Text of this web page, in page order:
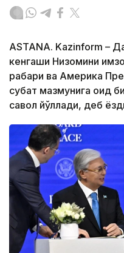
АSTANА. Kazinform –
кенгаши Низомини
раҳбари ва Америка
суҳбат мазмунига оид
савол йўллади, деб